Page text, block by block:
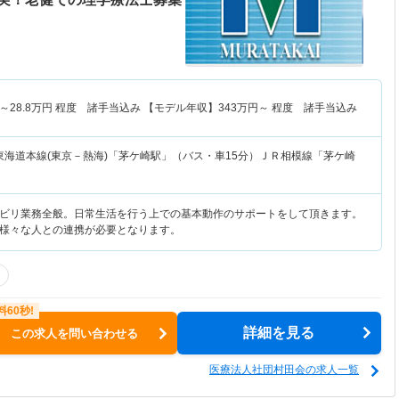
28.8万円 程度 諸手当込み 【モデル年収】 343万円～ 程度 諸手当込み
海道本線(東京－熱海)「茅ケ崎駅」（バス・車15分）ＪＲ相模線「茅ケ崎
リ業務全般。日常生活を行う上での基本動作のサポートをして頂きます。
々な人との連携が必要となります。
この求人を問い合わせる 詳細を見る
医療法人社団村田会の求人一覧